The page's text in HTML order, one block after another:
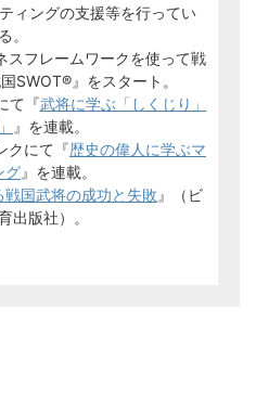
ィングの支援等を行ってい
る。
スフレームワークを使って戦
SWOT®』をスタート。
て『武将に学ぶ「しくじり」
』を連載。
クにて『歴史の偉人に学ぶマ
グ』を連載。
国武将の成功と失敗 』（ビ
出版社）。